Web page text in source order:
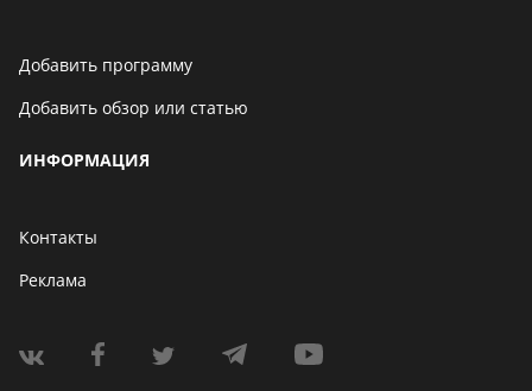
Добавить программу
Добавить обзор или статью
ИНФОРМАЦИЯ
Контакты
Реклама